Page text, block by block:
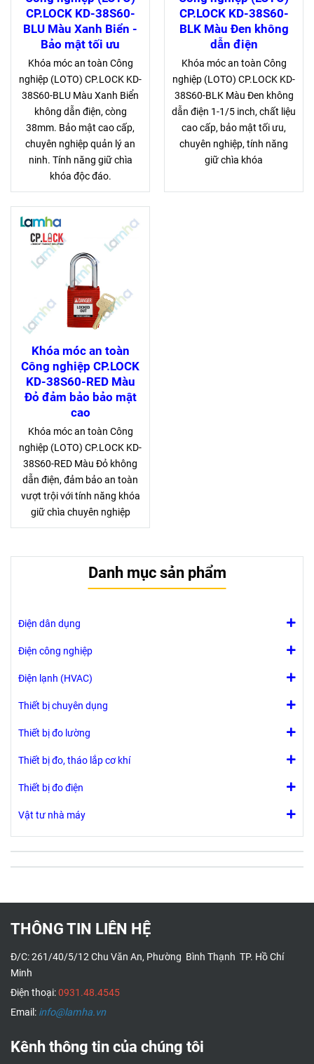
CP.LOCK KD-38S60-
BLU Màu Xanh Biển -
Bảo mật tối ưu
Khóa móc an toàn Công
nghiệp (LOTO) CP.LOCK KD-
38S60-BLU Màu Xanh Biển
không dẫn điện, còng
38mm. Bảo mật cao cấp,
chuyên nghiệp quản lý an
ninh. Tính năng giữ chìa
khóa độc đáo.
CP.LOCK KD-38S60-
BLK Màu Đen không
dẫn điện
Khóa móc an toàn Công
nghiệp (LOTO) CP.LOCK KD-
38S60-BLK Màu Đen không
dẫn điện 1-1/5 inch, chất liệu
cao cấp, bảo mật tối ưu,
chuyên nghiệp, tính năng
giữ chìa khóa
Khóa móc an toàn
Công nghiệp CP.LOCK
KD-38S60-RED Màu
Đỏ đảm bảo bảo mật
cao
Khóa móc an toàn Công
nghiệp (LOTO) CP.LOCK KD-
38S60-RED Màu Đỏ không
dẫn điện, đảm bảo an toàn
vượt trội với tính năng khóa
giữ chìa chuyên nghiệp
Danh mục sản phẩm
Điện dân dụng
Điện công nghiệp
Điện lạnh (HVAC)
Thiết bị chuyên dụng
Thiết bị đo lường
Thiết bị đo, tháo lắp cơ khí
Thiết bị đo điện
Vật tư nhà máy
THÔNG TIN LIÊN HỆ
Đ/C: 261/40/5/12 Chu Văn An, Phường Bình Thạnh TP. Hồ Chí
Minh
Điện thoại:0931.48.4545
Email: info@lamha.vn
Kênh thông tin của chúng tôi